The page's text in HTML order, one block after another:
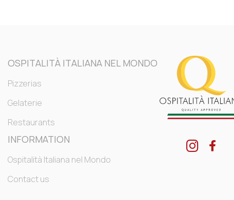
OSPITALITÀ ITALIANA NEL MONDO
Pizzerias
Gelaterie
Restaurants
INFORMATION
Ospitalità Italiana nel Mondo
Contact us